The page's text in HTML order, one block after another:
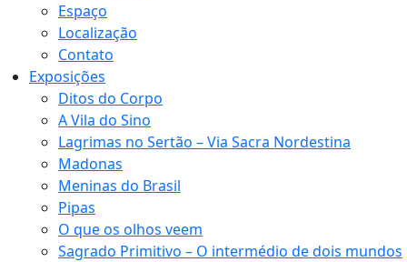
Espaço
Localização
Contato
Exposições
Ditos do Corpo
A Vila do Sino
Lagrimas no Sertão – Via Sacra Nordestina
Madonas
Meninas do Brasil
Pipas
O que os olhos veem
Sagrado Primitivo – O intermédio de dois mundos